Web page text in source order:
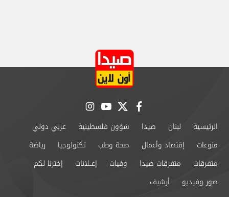
facebook
twitter
youtube
instagram
الرئيسية لبنان صيدا شؤون فلسطينية
عربي دولي
منوعات
إقتصاد وأعمال صحة وطب تكنولوجيا
رياضة
متفرقات
متفرقات صيدا وفيات إعــلانات
إخترنا لكم
صور وفيديو
أرشيف